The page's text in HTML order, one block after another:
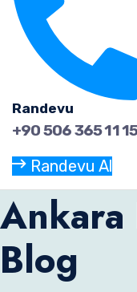
Randevu
+90 506 365 11
Randevu Al
Ankara
Blog